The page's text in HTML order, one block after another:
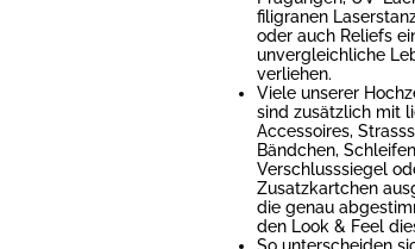
filigranen
oder auch Reliefs
unvergleichliche
verliehen.
Viele unserer
sind zusätzlich mit
Accessoires,
Bändchen,
Verschlusssiegel
Zusatzkartchen
die genau
den Look & Feel